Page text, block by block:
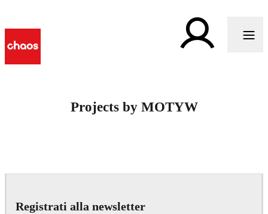
Projects by MOTYW
Registrati alla newsletter